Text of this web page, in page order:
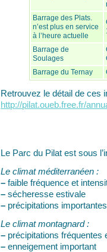
Barrage des Plats.
n’est plus en service
à l’heure actuelle
Barrage de
Soulages
Barrage du Ternay
Retrouvez le détail de ces
http://pilat.oueb.free.fr/
Le Parc du Pilat est sous
Le climat méditerranéen :
– faible fréquence et
– sécheresse estivale
– précipitations
Le climat montagnard :
– précipitations fréquentes
– enneigement important